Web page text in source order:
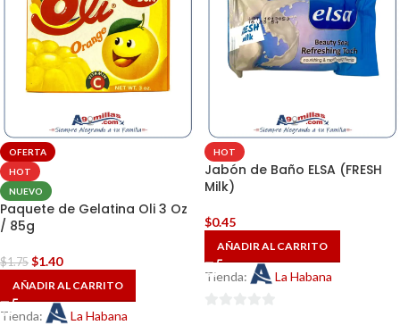
OFERTA
HOT
NUEVO
Paquete de Gelatina Oli 3 Oz
/ 85g
$1.75 $1.40
AÑADIR AL CARRITO
Tienda: La Habana
HOT
Jabón de Baño ELSA (FRESH
Milk)
$0.45
AÑADIR AL CARRITO
Tienda: La Habana